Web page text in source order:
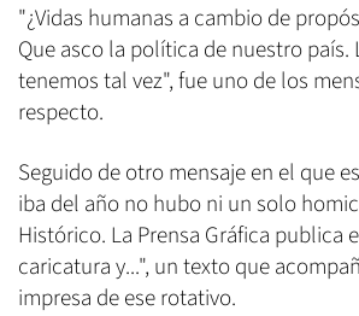
"¿Vidas humanas a cambio de
Que asco la política de nuestro país.
tenemos tal vez", fue uno de los
respecto.
Seguido de otro mensaje en el que
iba del año no hubo ni un solo
Histórico. La Prensa Gráfica publica
caricatura y...", un texto que
impresa de ese rotativo.